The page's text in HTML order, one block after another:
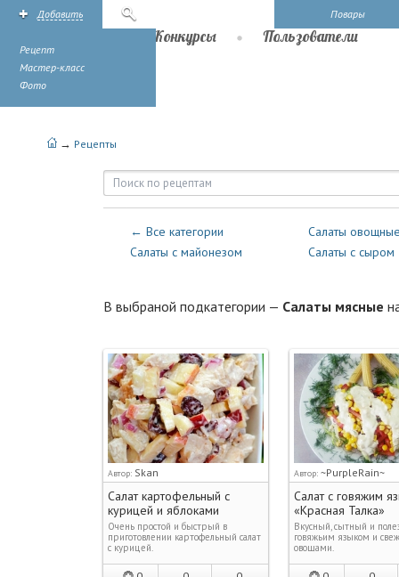
Повары
Добавить
Рецепт
Мастер-класс
Фото
Конкурсы Пользователи
→ Рецепты
Рецепты — Салаты — Салаты
← Все категории
Салаты
Салаты с майонезом
Салаты с сыром
В выбраной подкатегории — Салаты мясные
Автор: Skan
Салат картофельный с
курицей и яблоками
Очень простой и быстрый в
приготовлении картофельный салат
с курицей.
Автор: ~PurpleRain~
Салат с говяжим
«Красная Талка»
Вкусный, сытный и
говяжьим языком и
овощами.